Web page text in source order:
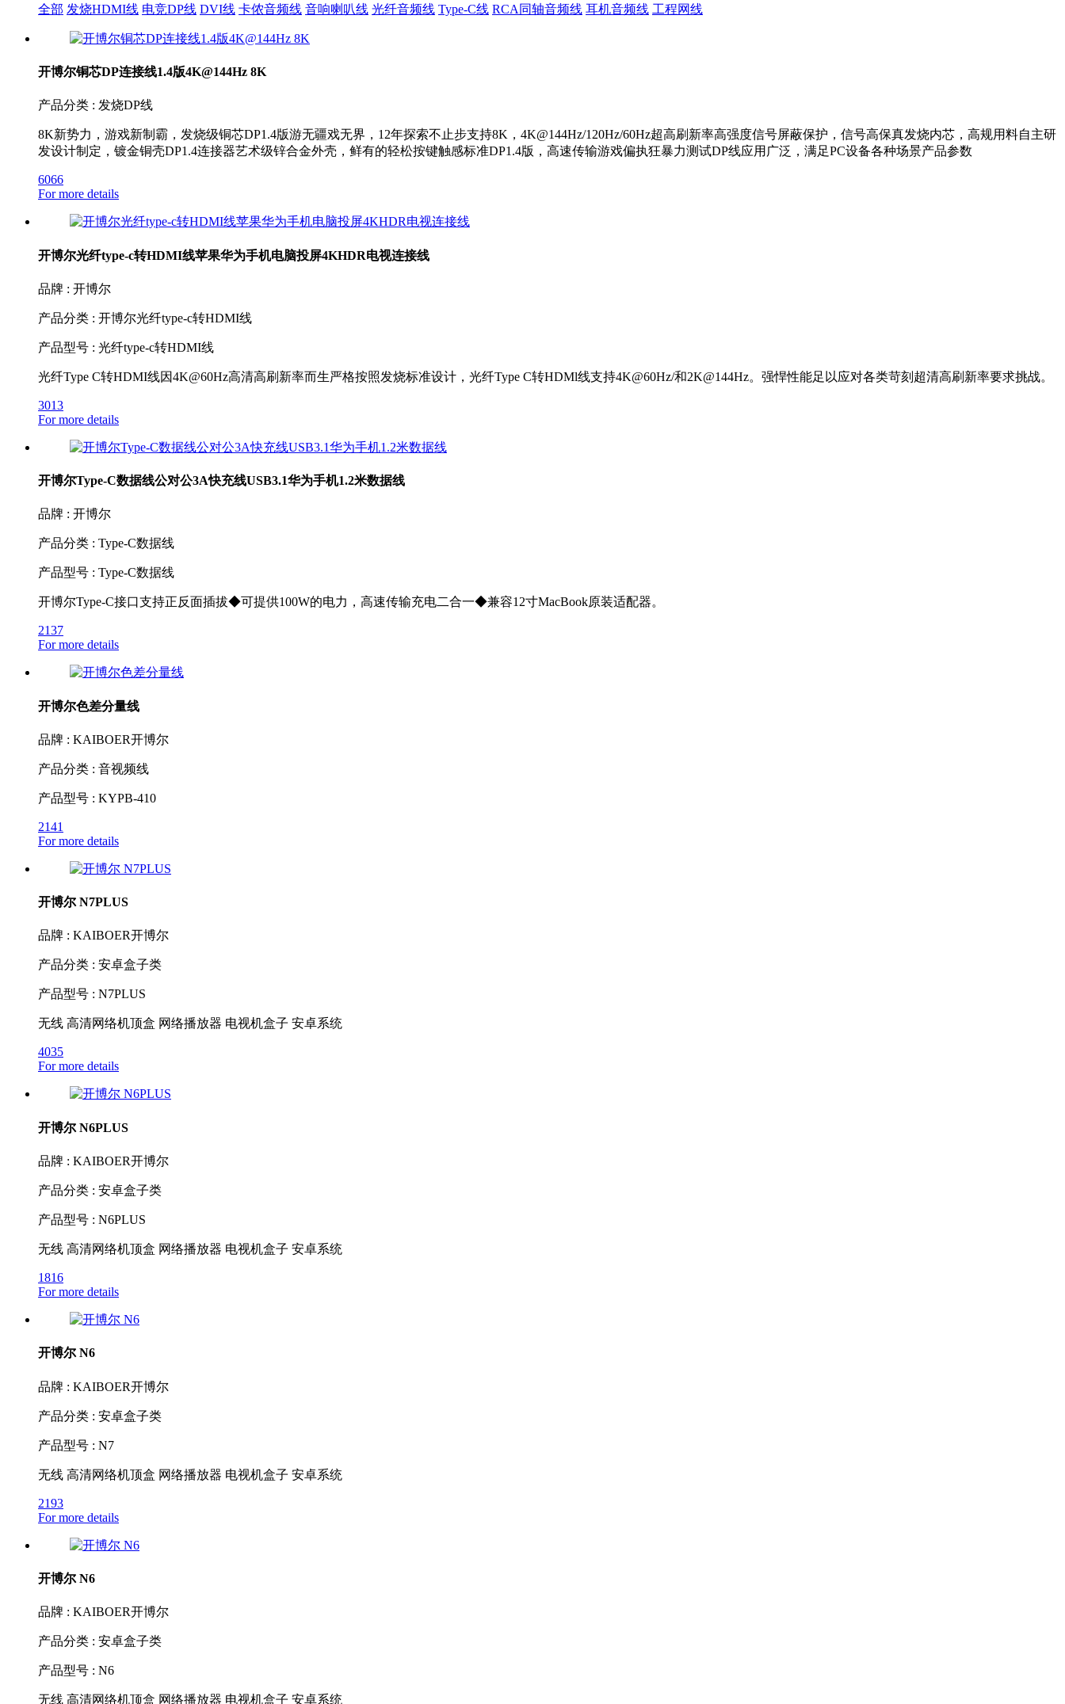
全部 发烧HDMI线 电竞DP线 DVI线 卡侬音频线 音响喇叭线 光纤音频线 Type-C线 RCA同轴音频线 耳机音频线 工程网线
开博尔铜芯DP连接线1.4版4K@144Hz 8K
产品分类 : 发烧DP线
8K新势力，游戏新制霸，发烧级铜芯DP1.4版游无疆戏无界，12年探索不止步支持8K，4K@144Hz/120Hz/60Hz超高刷新率高强度信号屏蔽保护，信号高保真发烧内芯，高规用料自主研
发设计制定，镀金铜壳DP1.4连接器艺术级锌合金外壳，鲜有的轻松按键触感标准DP1.4版，高速传输游戏偏执狂暴力测试DP线应用广泛，满足PC设备各种场景产品参数
6066
For more details
开博尔光纤type-c转HDMI线苹果华为手机电脑投屏4KHDR电视连接线
品牌 : 开博尔
产品分类 : 开博尔光纤type-c转HDMI线
产品型号 : 光纤type-c转HDMI线
光纤Type C转HDMI线因4K@60Hz高清高刷新率而生严格按照发烧标准设计，光纤Type C转HDMl线支持4K@60Hz/和2K@144Hz。强悍性能足以应对各类苛刻超清高刷新率要求挑战。
3013
For more details
开博尔Type-C数据线公对公3A快充线USB3.1华为手机1.2米数据线
品牌 : 开博尔
产品分类 : Type-C数据线
产品型号 : Type-C数据线
开博尔Type-C接口支持正反面插拔◆可提供100W的电力，高速传输充电二合一◆兼容12寸MacBook原装适配器。
2137
For more details
开博尔色差分量线
品牌 : KAIBOER开博尔
产品分类 : 音视频线
产品型号 : KYPB-410
2141
For more details
开博尔 N7PLUS
品牌 : KAIBOER开博尔
产品分类 : 安卓盒子类
产品型号 : N7PLUS
无线 高清网络机顶盒 网络播放器 电视机盒子 安卓系统
4035
For more details
开博尔 N6PLUS
品牌 : KAIBOER开博尔
产品分类 : 安卓盒子类
产品型号 : N6PLUS
无线 高清网络机顶盒 网络播放器 电视机盒子 安卓系统
1816
For more details
开博尔 N6
品牌 : KAIBOER开博尔
产品分类 : 安卓盒子类
产品型号 : N7
无线 高清网络机顶盒 网络播放器 电视机盒子 安卓系统
2193
For more details
开博尔 N6
品牌 : KAIBOER开博尔
产品分类 : 安卓盒子类
产品型号 : N6
无线 高清网络机顶盒 网络播放器 电视机盒子 安卓系统